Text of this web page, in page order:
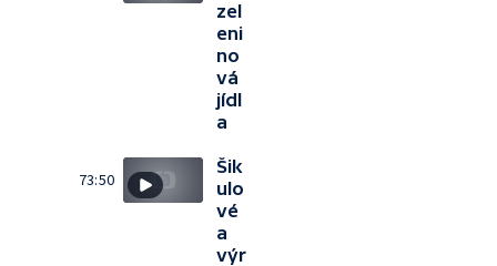
zel
eni
no
vá
jídl
a
73:50
Šik
ulo
vé
a
výr